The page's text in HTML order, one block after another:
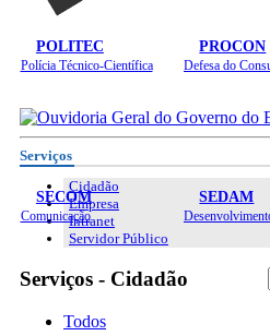
POLITEC
Polícia Técnico-Científica
PROCON
Defesa do
SECOM
Comunicação
SEDAM
Serviços
Cidadão
Empresa
Intranet
Servidor Público
Serviços - Cidadão
Todos